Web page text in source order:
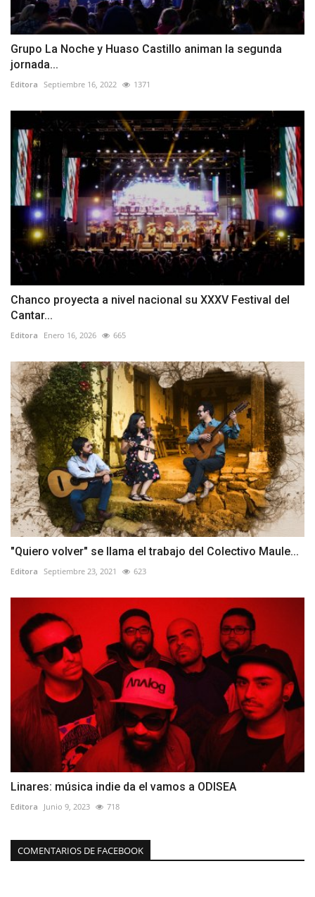
Grupo La Noche y Huaso Castillo animan la segunda
jornada...
Editora Septiembre 16, 2022 1371
Chanco proyecta a nivel nacional su XXXV Festival del
Cantar...
Editora Enero 16, 2026 665
"Quiero volver" se llama el trabajo del Colectivo Maule...
Editora Septiembre 23, 2021 623
Linares: música indie da el vamos a ODISEA
Editora Junio 9, 2023 718
COMENTARIOS DE FACEBOOK